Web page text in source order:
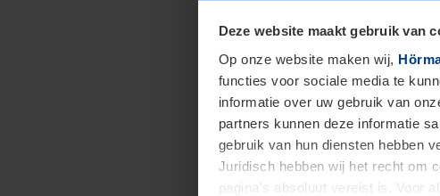
Deze website maakt gebruik van
Op onze website maken wij,
functies voor sociale media te
informatie over uw gebruik van
partners kunnen deze informatie
gebruik van hun diensten hebben
Juridisch hebben wij het recht om
pagina's absoluut vereist is. Voor